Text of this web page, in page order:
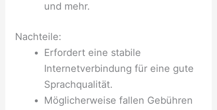
und mehr.
Nachteile:
Erfordert eine stabile
Internetverbindung für eine gute
Sprachqualität.
Möglicherweise fallen Gebühren